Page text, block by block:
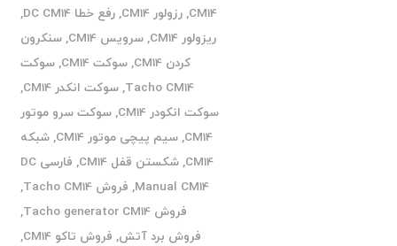
CM14
,رزولور CM14 ,رفع خطا DC CM14
,
ریزولور CM14
,سرویس CM14 ,سنکرون
کردن CM14
,سوکت CM14 ,سوکت
Tacho CM14
,سوکت انکدر CM14
,
سوکت انکودر CM14
,سوکت سرو موتور
CM14
,سیم پیچی موتور CM14 ,شبکه
CM14
,شکستن قفل CM14 ,
فارسی DC
Manual CM14
, فروش Tacho CM14
,
فروش Tacho generator CM14
,
فروش برد آتش, فروش تاکو CM14
,